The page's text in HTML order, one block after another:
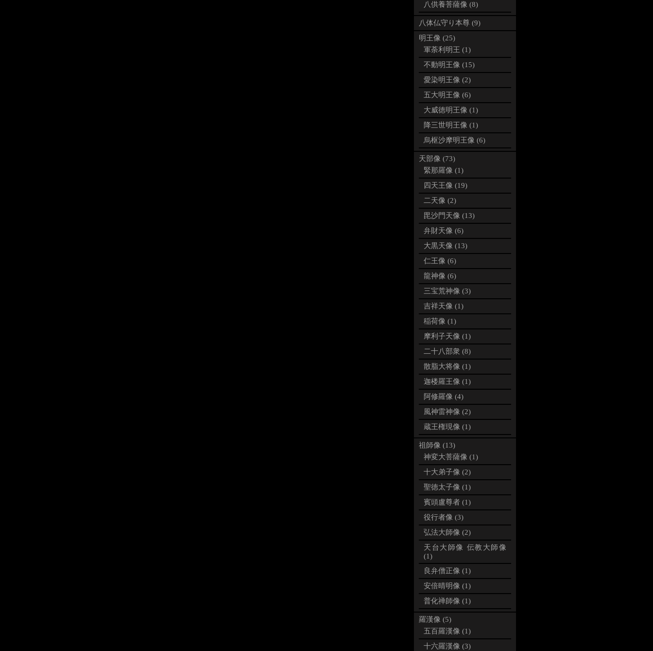
八供養菩薩像 (8)
八体仏守り本尊 (9)
明王像 (25)
軍荼利明王 (1)
不動明王像 (15)
愛染明王像 (2)
五大明王像 (6)
大威徳明王像 (1)
降三世明王像 (1)
烏枢沙摩明王像 (6)
天部像 (73)
緊那羅像 (1)
四天王像 (19)
二天像 (2)
毘沙門天像 (13)
弁財天像 (6)
大黒天像 (13)
仁王像 (6)
龍神像 (6)
三宝荒神像 (3)
吉祥天像 (1)
稲荷像 (1)
摩利子天像 (1)
二十八部衆 (8)
散脂大将像 (1)
迦楼羅王像 (1)
阿修羅像 (4)
風神雷神像 (2)
蔵王権現像 (1)
祖師像 (13)
神変大菩薩像 (1)
十大弟子像 (2)
聖徳太子像 (1)
賓頭盧尊者 (1)
役行者像 (3)
弘法大師像 (2)
天台大師像 伝教大師像
(1)
良弁僧正像 (1)
安倍晴明像 (1)
普化禅師像 (1)
羅漢像 (5)
五百羅漢像 (1)
十六羅漢像 (3)